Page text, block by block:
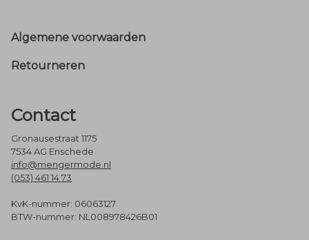
Footer
Algemene voorwaarden
Retourneren
Contact
Gronausestraat 1175
7534 AG Enschede
info@mengermode.nl
(053) 461 14 73
KvK-nummer: 06063127
BTW-nummer: NL008978426B01